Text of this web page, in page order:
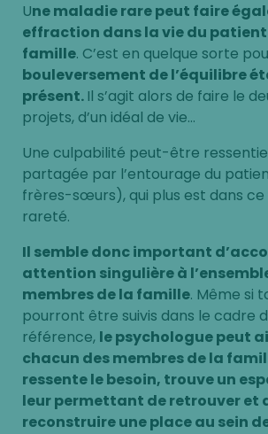
Une maladie rare peut faire
effraction dans la vie du patient
famille. C’est en quelque sorte
bouleversement de l’équilibre
présent.Il s’agit alors de faire le
projets, d’un idéal de vie…
Une culpabilité peut-être
partagée par l’entourage du
frères-sœurs), qui plus est dans
rareté.
Il semble donc important
attention singulière à
membres de la famille. Même si
pourront être suivis dans le cadre
référence, le psychologue peut
chacun des membres de la
ressente le besoin, trouve un
leur permettant de retrouver et
reconstruire une place au sein